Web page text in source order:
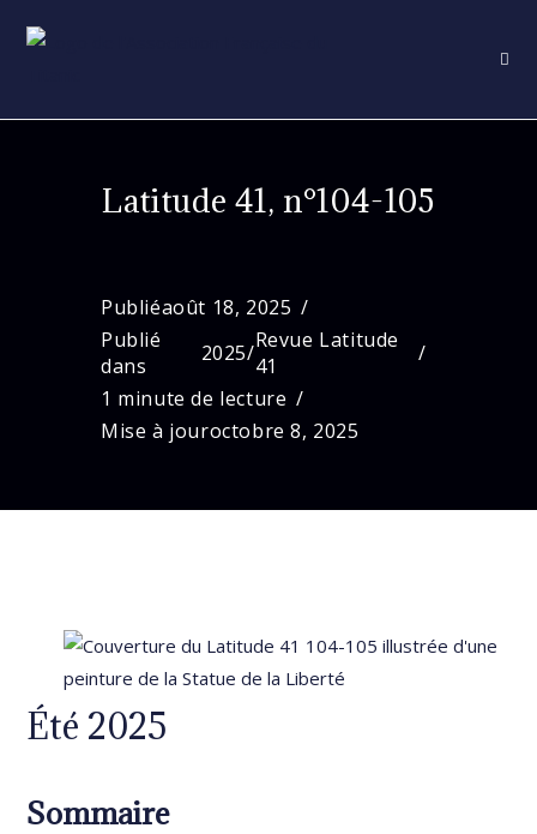
Latitude 41, n°104-105
Publiéaoût 18, 2025
Publié
dans
2025/Revue Latitude
41
1 minute de lecture
Mise à jouroctobre 8, 2025
Été 2025
Sommaire